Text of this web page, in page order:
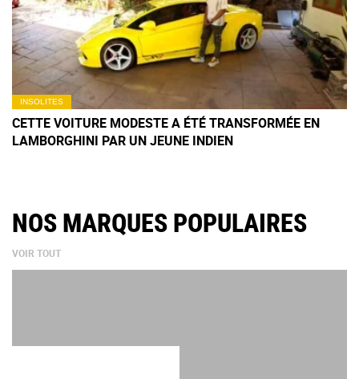
INSOLITES
CETTE VOITURE MODESTE A ÉTÉ TRANSFORMÉE EN
LAMBORGHINI PAR UN JEUNE INDIEN
NOS MARQUES POPULAIRES
VOIR TOUT